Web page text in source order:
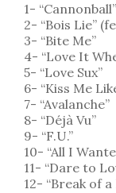
1- “Cannonball”
2- “Bois Lie”
3- “Bite Me”
4- “Love It
5- “Love Sux”
6- “Kiss Me
7- “Avalanche”
8- “Déjà Vu”
9- “F.U.”
10- “All I
11- “Dare to
12- “Break of